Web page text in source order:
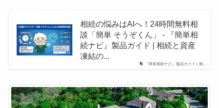
『簡単相続ナビ』製品ガイド | 相...
相続の悩みはAIへ！24時間無料相
談「簡単 そうぞくん」 - 『簡単相
続ナビ』製品ガイド | 相続と資産
凍結の...